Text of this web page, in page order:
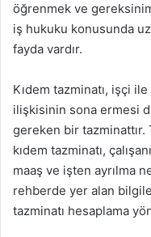
öğrenmek ve
iş hukuku konusunda
fayda vardır.
Kıdem tazminatı, işçi
ilişkisinin sona ermesi
gereken bir tazminattır.
kıdem tazminatı,
maaş ve işten ayrılma
rehberde yer alan
tazminatı hesaplama